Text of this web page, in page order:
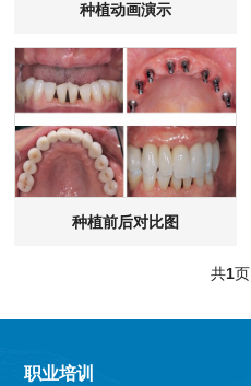
种植动画演示
种植前后对比图
共1页
职业培训